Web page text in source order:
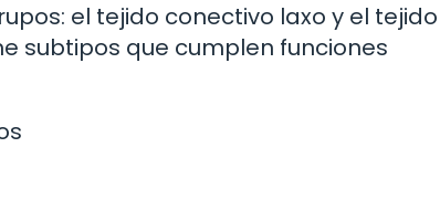
el tejido conectivo laxo y el tejido
subtipos que cumplen funciones